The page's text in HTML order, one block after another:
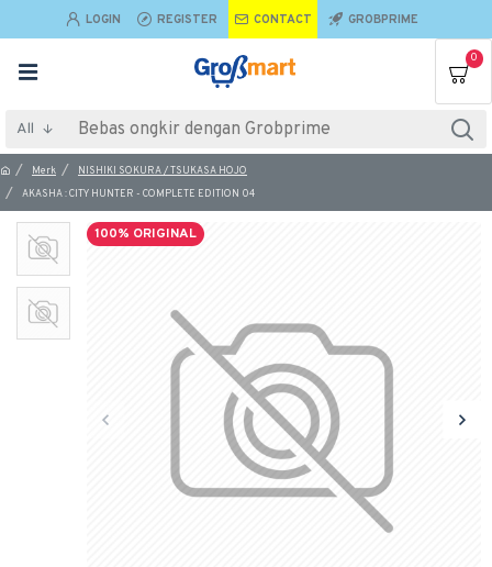
LOGIN REGISTER CONTACT GROBPRIME
0
All
Merk
NISHIKI SOKURA / TSUKASA HOJO
AKASHA : CITY HUNTER - COMPLETE EDITION 04
100% ORIGINAL